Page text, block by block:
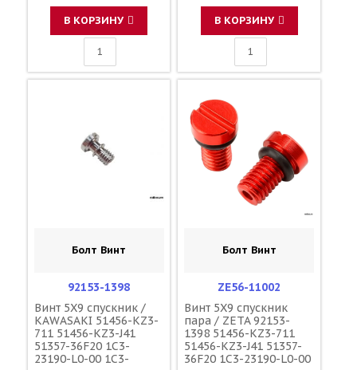
В КОРЗИНУ В КОРЗИНУ
Болт Винт
92153-1398
Винт 5X9 спускник /
KAWASAKI 51456-KZ3-
711 51456-KZ3-J41
51357-36F20 1C3-
23190-L0-00 1C3-
Болт Винт
ZE56-11002
Винт 5X9 спускник
пара / ZETA 92153-
1398 51456-KZ3-711
51456-KZ3-J41 51357-
36F20 1C3-23190-L0-00